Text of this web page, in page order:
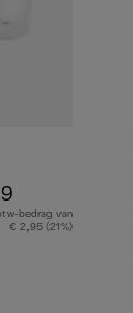
bedrag van
€ 2,95 (21%)